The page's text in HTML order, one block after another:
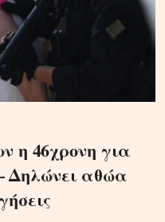
η 46χρονη για
Δηλώνει αθώα